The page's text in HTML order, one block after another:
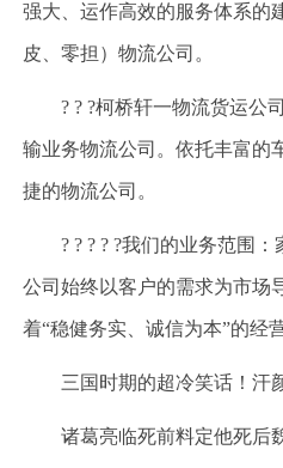
强大、运作高效的服务体系的
皮、零担）物流公司。
? ? ?柯桥轩一物流货运公
输业务物流公司。依托丰富的
捷的物流公司。
? ? ? ? ?我们的业务范围
公司始终以客户的需求为市场
着“稳健务实、诚信为本”的经
三国时期的超冷笑话！汗
诸葛亮临死前料定他死后